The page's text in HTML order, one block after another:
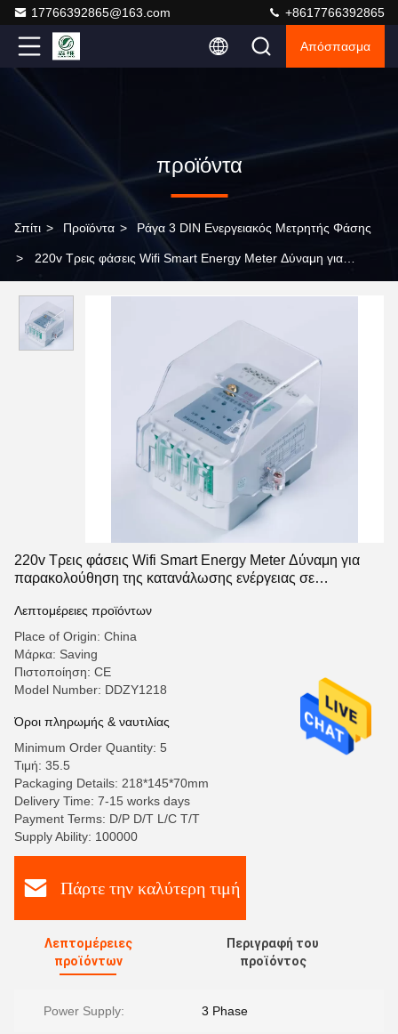
17766392865@163.com +8617766392865
Απόσπασμα
προϊόντα
Σπίτι > Προϊόντα > Ράγα 3 DIN Ενεργειακός Μετρητής Φάσης
> 220v Τρεις φάσεις Wifi Smart Energy Meter Δύναμη για
χρόνο
220v Τρεις φάσεις Wifi Smart Energy Meter Δύναμη για
παρακολούθηση της κατανάλωσης ενέργειας σε
Λεπτομέρειες προϊόντων
Place of Origin: China
Μάρκα: Saving
Πιστοποίηση: CE
Model Number: DDZY1218
Όροι πληρωμής & ναυτιλίας
Minimum Order Quantity: 5
Τιμή: 35.5
Packaging Details: 218*145*70mm
Delivery Time: 7-15 works days
Payment Terms: D/P D/T L/C T/T
Supply Ability: 100000
Πάρτε την καλύτερη τιμή
Λεπτομέρειες
προϊόντων
Περιγραφή του
προϊόντος
Power Supply: 3 Phase